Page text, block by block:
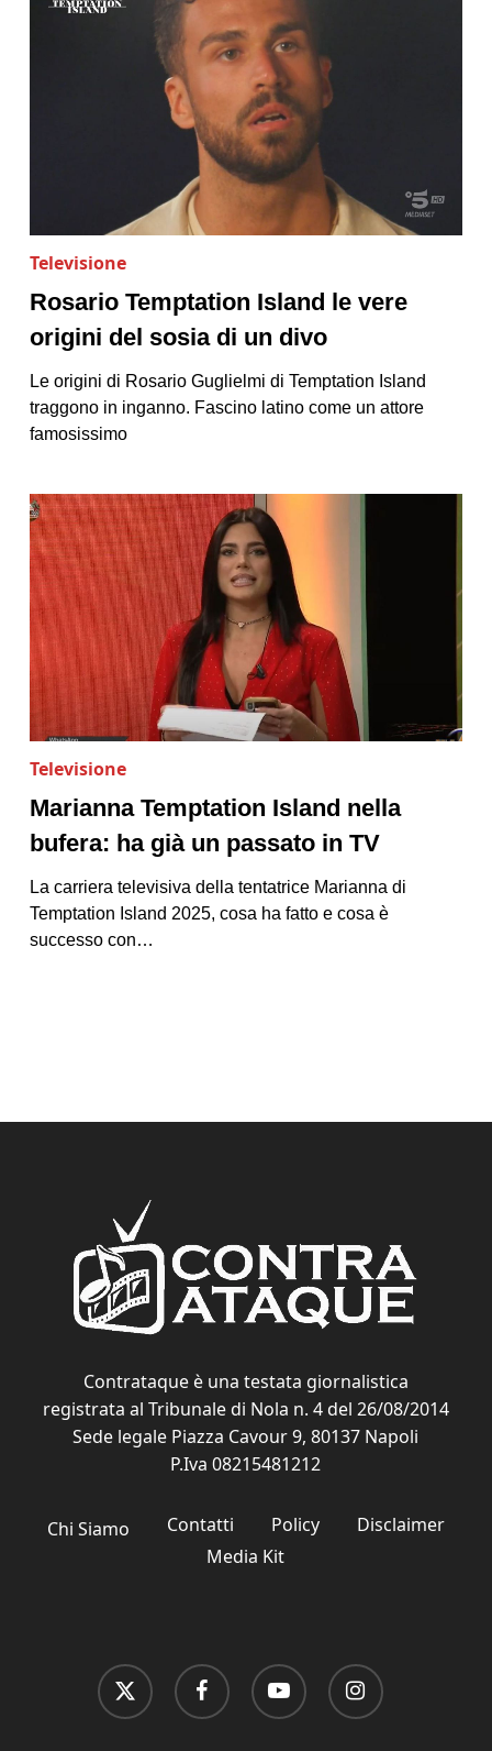
Televisione
Rosario Temptation Island le vere
origini del sosia di un divo
Le origini di Rosario Guglielmi di Temptation Island
traggono in inganno. Fascino latino come un attore
famosissimo
Televisione
Marianna Temptation Island nella
bufera: ha già un passato in TV
La carriera televisiva della tentatrice Marianna di
Temptation Island 2025, cosa ha fatto e cosa è
successo con…
Contrataque è una testata giornalistica
registrata al Tribunale di Nola n. 4 del 26/08/2014
Sede legale Piazza Cavour 9, 80137 Napoli
P.Iva 08215481212
Chi Siamo Contatti Policy
Disclaimer
Media Kit
x-
twitter
facebook youtube instagram